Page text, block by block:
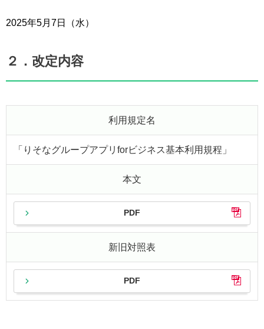
2025年5月7日（水）
２．改定内容
利用規定名
「りそなグループアプリforビジネス基本利用規程」
本文
PDF
新旧対照表
PDF